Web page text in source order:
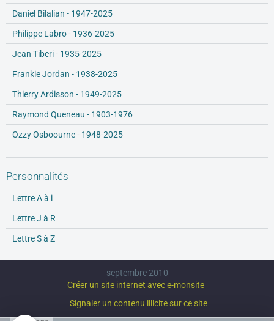
Daniel Bilalian - 1947-2025
Philippe Labro - 1936-2025
Jean Tiberi - 1935-2025
Frankie Jordan - 1938-2025
Thierry Ardisson - 1949-2025
Raymond Queneau - 1903-1976
Ozzy Osboourne - 1948-2025
Personnalités
Lettre A à i
Lettre J à R
Lettre S à Z
septembre 2010
Créer un site internet avec e-monsite
Signaler un contenu illicite sur ce site